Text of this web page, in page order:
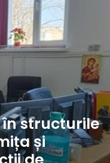
în structurile
și